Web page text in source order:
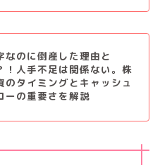
なのに倒産した理由と
！人手不足は関係ない。株
のタイミングとキャッシュ
ーの重要さを解説